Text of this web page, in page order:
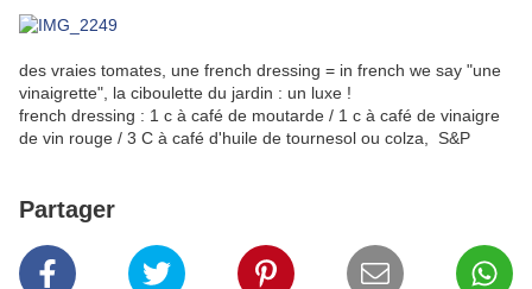
des vraies tomates, une french dressing = in french we say "une
vinaigrette", la ciboulette du jardin : un luxe !
french dressing : 1 c à café de moutarde / 1 c à café de vinaigre
de vin rouge / 3 C à café d'huile de tournesol ou colza, S&P
Partager